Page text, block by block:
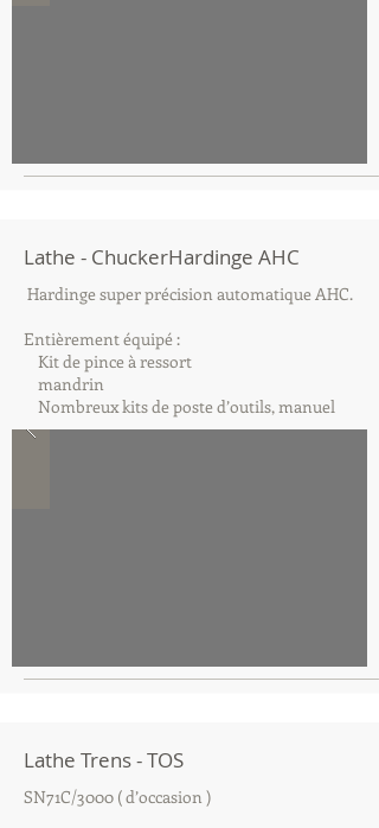
Lathe - ChuckerHardinge AHC
Hardinge super précision automatique AHC.
Entièrement équipé :
Kit de pince à ressort
mandrin
Nombreux kits de poste d’outils, manuel
Lathe Trens - TOS
SN71C/3000 ( d’occasion )